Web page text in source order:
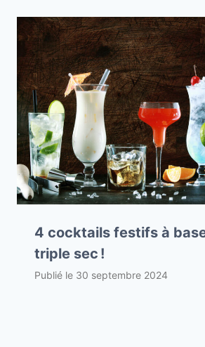
4 cocktails festifs à
triple sec !
Publié le 30 septembre 2024